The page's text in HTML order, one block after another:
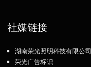
社媒链接
湖南荣光照明科技有限公司
荣光广告标识